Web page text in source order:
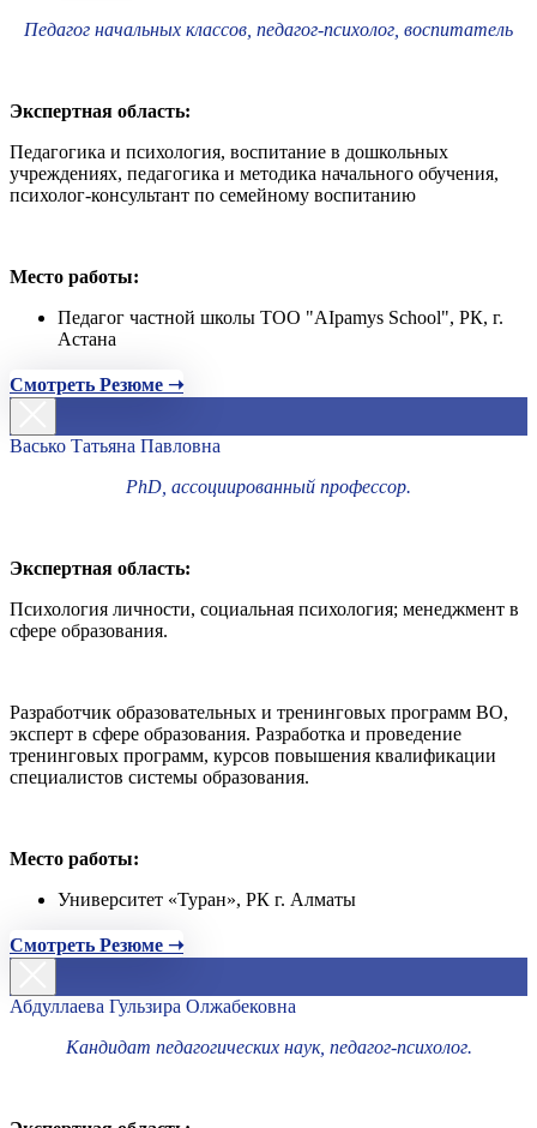
Педагог начальных классов, педагог-психолог, воспитатель
Экспертная область:
Педагогика и психология, воспитание в дошкольных
учреждениях, педагогика и методика начального обучения,
психолог-консультант по семейному воспитанию
Место работы:
Педагог частной школы ТОО "AIpamys School", РК, г.
Астана
Смотреть Резюме ➝
Васько Татьяна Павловна
PhD, ассоциированный профессор.
Экспертная область:
Психология личности, социальная психология; менеджмент в
сфере образования.
Разработчик образовательных и тренинговых программ ВО,
эксперт в сфере образования. Разработка и проведение
тренинговых программ, курсов повышения квалификации
специалистов системы образования.
Место работы:
Университет «Туран», РК г. Алматы
Смотреть Резюме ➝
Абдуллаева Гульзира Олжабековна
Кандидат педагогических наук, педагог-психолог.